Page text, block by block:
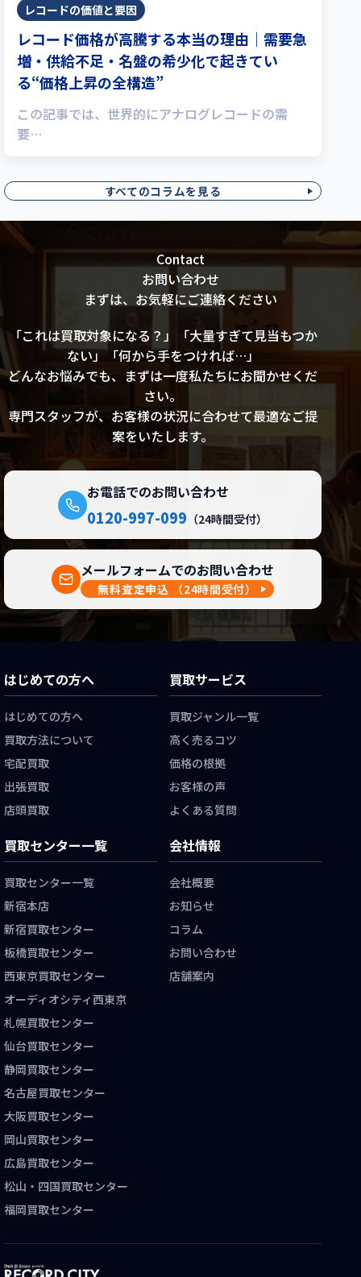
レコードの価値と要因
レコード価格が高騰する本当の理由｜需要急
増・供給不足・名盤の希少化で起きてい
る“価格上昇の全構造”
この記事では、世界的にアナログレコードの需
要…
すべてのコラムを見る
Contact
お問い合わせ
まずは、お気軽にご連絡ください
「これは買取対象になる？」「大量すぎて見当もつか
ない」「何から手をつければ…」
どんなお悩みでも、まずは一度私たちにお聞かせくだ
さい。
専門スタッフが、お客様の状況に合わせて最適なご提
案をいたします。
お電話でのお問い合わせ
0120-997-099 （24時間受付）
メールフォームでのお問い合わせ
無料査定申込 （24時間受付）
はじめての方へ
はじめての方へ
買取方法について
宅配買取
出張買取
店頭買取
買取サービス
買取ジャンル一覧
高く売るコツ
価格の根拠
お客様の声
よくある質問
買取センター一覧
買取センター一覧
新宿本店
新宿買取センター
板橋買取センター
西東京買取センター
オーディオシティ西東京
札幌買取センター
仙台買取センター
静岡買取センター
名古屋買取センター
大阪買取センター
岡山買取センター
広島買取センター
松山・四国買取センター
福岡買取センター
会社情報
会社概要
お知らせ
コラム
お問い合わせ
店舗案内